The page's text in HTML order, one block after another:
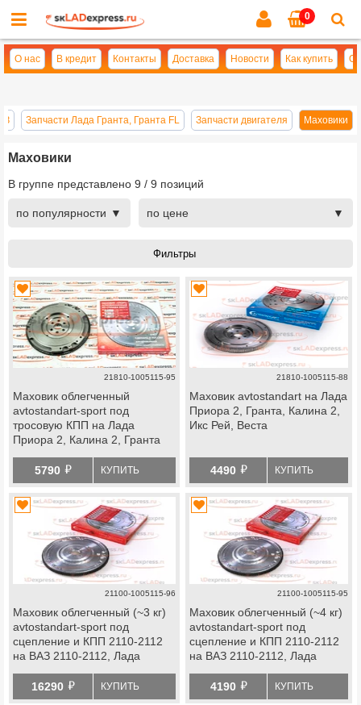
0
О нас В кредит Контакты Доставка Новости Как купить
Запчасти Лада Гранта, Гранта FL Запчасти двигателя Маховики
Маховики
В группе представлено 9 / 9 позиций
по популярности по цене
21810-1005115-95
Маховик облегченный
avtostandart-sport под
тросовую КПП на Лада
Приора 2, Калина 2, Гранта
5790 й КУПИТЬ
21810-1005115-88
Маховик avtostandart на Лада
Приора 2, Гранта, Калина 2,
Икс Рей, Веста
4490 й КУПИТЬ
21100-1005115-96
Маховик облегченный (~3 кг)
avtostandart-sport под
сцепление и КПП 2110-2112
на ВАЗ 2110-2112, Лада
16290 й КУПИТЬ
21100-1005115-95
Маховик облегченный (~4 кг)
avtostandart-sport под
сцепление и КПП 2110-2112
на ВАЗ 2110-2112, Лада
4190 й КУПИТЬ